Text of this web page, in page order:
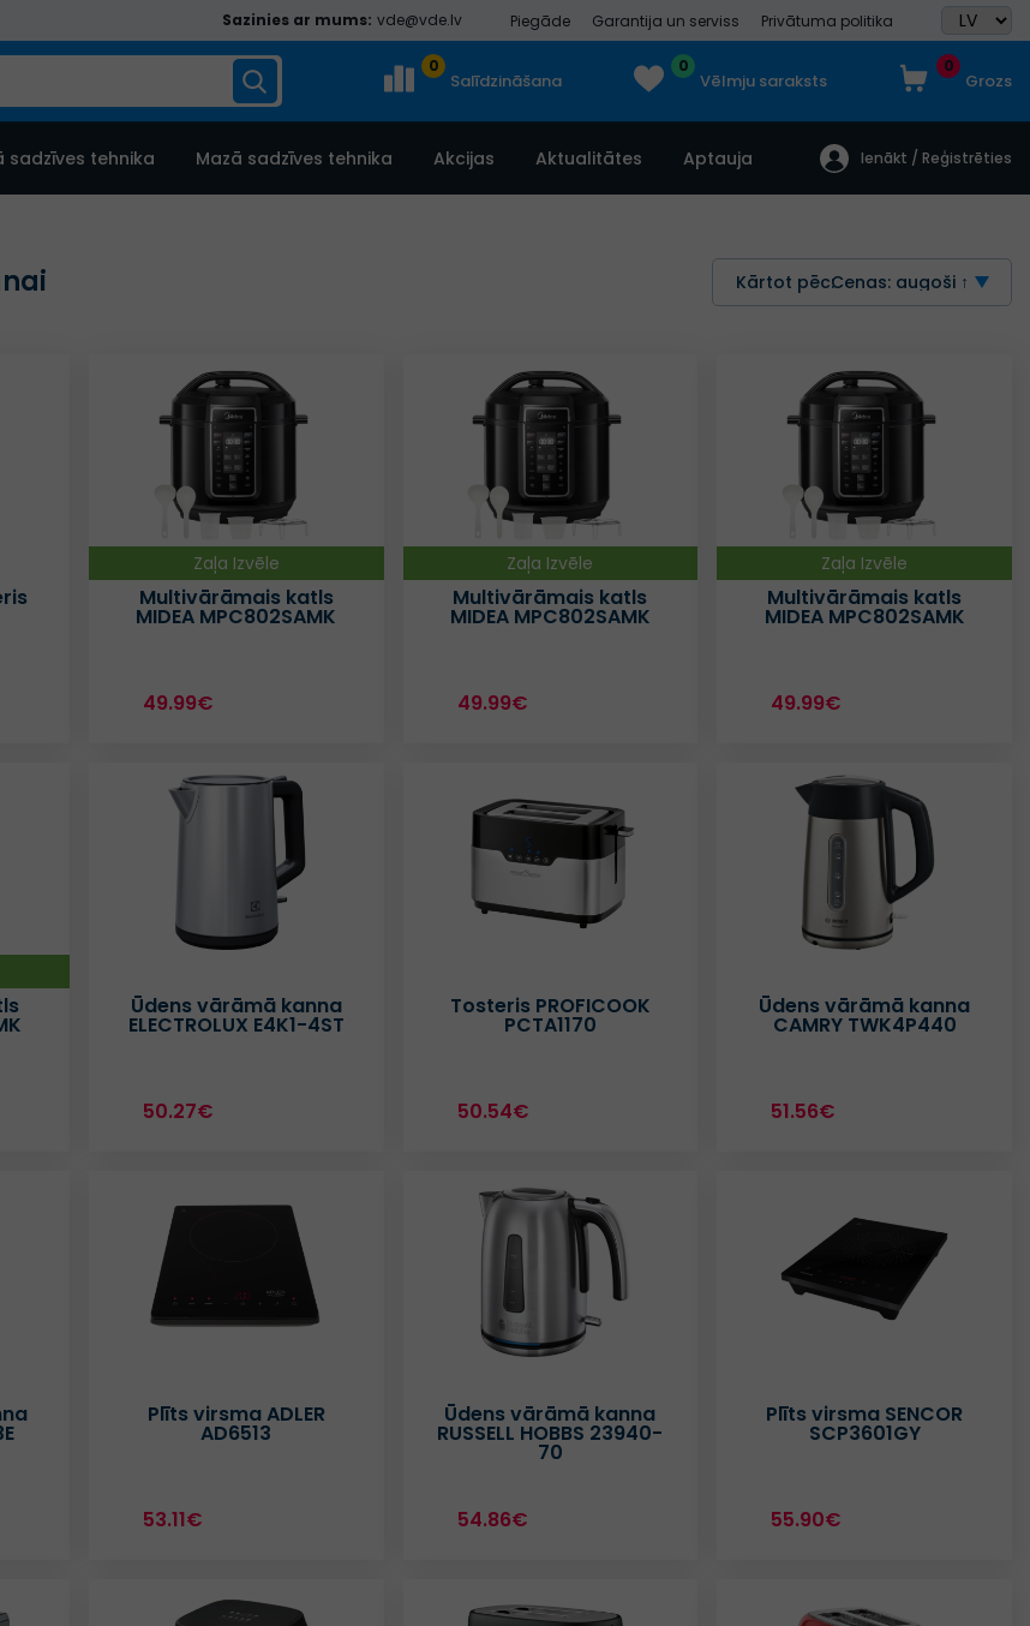
Sazinies ar mums: vde@vde.lv Piegāde Garantija un serviss Privātuma politika
0
Salīdzināšana
0
Vēlmju saraksts
0
Grozs
sadzīves tehnika Mazā sadzīves tehnika Akcijas Aktualitātes Aptauja Ienākt / Reģistrēties
Kārtot pēc:Cenas: augoši ↑
Zaļa Izvēle
Multivārāmais katls
MIDEA MPC802SAMK
49.99€
Zaļa Izvēle
Multivārāmais katls
MIDEA MPC802SAMK
49.99€
Zaļa Izvēle
Multivārāmais katls
MIDEA MPC802SAMK
49.99€
Ūdens vārāmā kanna
ELECTROLUX E4K1-4ST
50.27€
Tosteris PROFICOOK
PCTA1170
50.54€
Ūdens vārāmā kanna
CAMRY TWK4P440
51.56€
Plīts virsma ADLER
AD6513
53.11€
Ūdens vārāmā kanna
RUSSELL HOBBS 23940-
70
54.86€
Plīts virsma SENCOR
SCP3601GY
55.90€